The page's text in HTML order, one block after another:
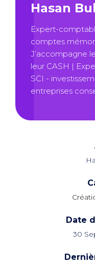
Hasan
Expert-
comptes
J’accompagne
leur CASH |
SCI -
entreprises
Date
30